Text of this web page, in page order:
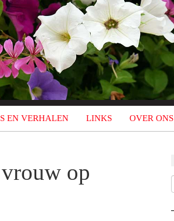
EN VERHALEN LINKS OVER ONS
op